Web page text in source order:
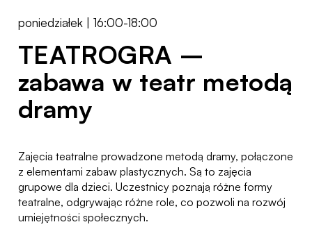
poniedziałek | 16:00-18:00
TEATROGRA –
zabawa w teatr metodą
dramy
Zajęcia teatralne prowadzone metodą dramy, połączone
z elementami zabaw plastycznych. Są to zajęcia
grupowe dla dzieci. Uczestnicy poznają różne formy
teatralne, odgrywając różne role, co pozwoli na rozwój
umiejętności społecznych.